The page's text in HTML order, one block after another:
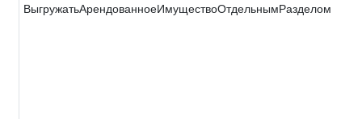
ВыгружатьАрендованноеИмуществоОтдельнымРазделом